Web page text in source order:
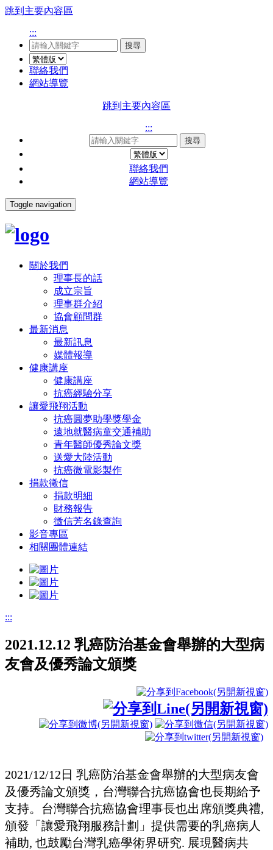
跳到主要內容區
:::
搜尋
聯絡我們
網站導覽
跳到主要內容區
:::
搜尋
聯絡我們
網站導覽
Toggle navigation
關於我們
理事長的話
成立宗旨
理事群介紹
協會顧問群
最新消息
最新訊息
媒體報導
健康講座
健康講座
抗癌經驗分享
讓愛飛翔活動
抗癌圓夢助學獎學金
遠地就醫病童交通補助
青年醫師優秀論文獎
送愛大陸活動
抗癌微電影製作
捐款徵信
捐款明細
財務報告
徵信芳名錄查詢
影音專區
相關團體連結
:::
2021.12.12 乳癌防治基金會舉辦的大型病
友會及優秀論文頒獎
2021/12/12日 乳癌防治基金會舉辦的大型病友會
及優秀論文頒獎，台灣聯合抗癌協會也長期給予
支持。台灣聯合抗癌協會理事長也出席頒獎典禮,
頒發「讓愛飛翔服務計劃」提供需要的乳癌病人
補助, 也鼓勵台灣乳癌學術界研究. 展現醫病共